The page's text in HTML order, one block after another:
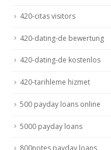
420-citas visitors
420-dating-de bewertung
420-dating-de kostenlos
420-tarihleme hizmet
500 payday loans online
5000 payday loans